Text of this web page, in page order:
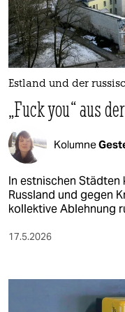
nord
wahrheit
verlag
veranstaltungen
shop
fragen & hilfe
unterstützen
Estland und der
„Fuck you“ aus
Kolumne
In estnischen
Russland und gegen
kollektive Ablehnung
17.5.2026